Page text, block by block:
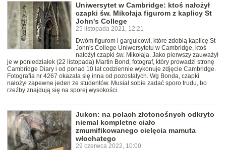
Uniwersytet w Cambridge: ktoś nałożył
czapki św. Mikołaja figurom z kaplicy St
John's College
25 listopada 2021, 12:21
Dwóm figurom i gargulcowi, które zdobią kaplicę St
John's College Uniwersytetu w Cambridge, ktoś
nałożył czapki św. Mikołaja. Jako pierwszy zauważył
je w poniedziałek (22 listopada) Martin Bond, fotograf, który prowadzi stronę
Cambridge Diary i od ponad 10 lat codziennie wykonuje zdjęcie Cambridge.
Fotografia nr 4267 okazała się inna od pozostałych. Wg Bonda, czapki
nałożył zapewne jeden ze studentów. Musiał sobie zadać sporo trudu, bo
rzeźby znajdują się na sporej wysokości.
Jukon: na polach złotonośnych odkryto
niemal kompletne ciało
zmumifikowanego cielęcia mamuta
włochatego
29 czerwca 2022, 10:00